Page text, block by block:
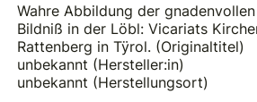
Wahre Abbildung der
Bildniß in der Löbl: Vicariats
Rattenberg in Tÿrol. (Originaltitel)
unbekannt (Hersteller:in)
unbekannt (Herstellungsort)